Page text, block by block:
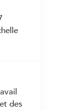
des